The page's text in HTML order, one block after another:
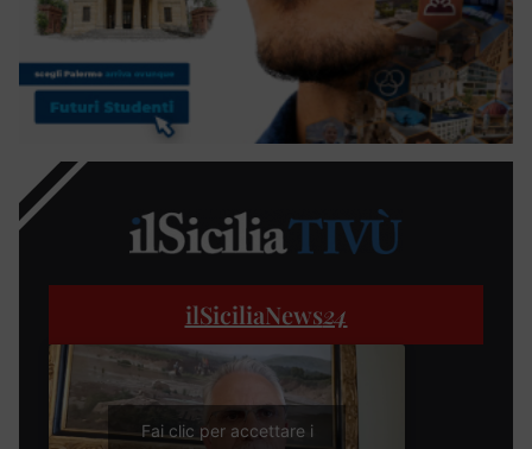
ilSiciliaNews24
Fai clic per accettare i